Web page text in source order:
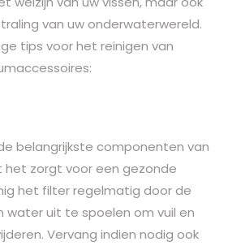
van uw onderwaterwereld.
tips voor het reinigen van
belangrijkste componenten van
het zorgt voor een gezonde
het filter regelmatig door de
water uit te spoelen om vuil en
Vervang indien nodig ook